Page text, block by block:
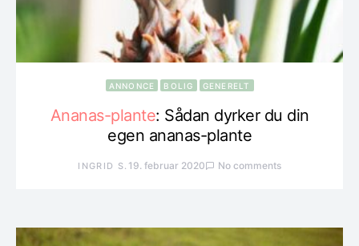
ANNONCE BOLIG GENERELT
Ananas-plante: Sådan dyrker du din
egen ananas-plante
INGRID S. 19. februar 2020 No comments